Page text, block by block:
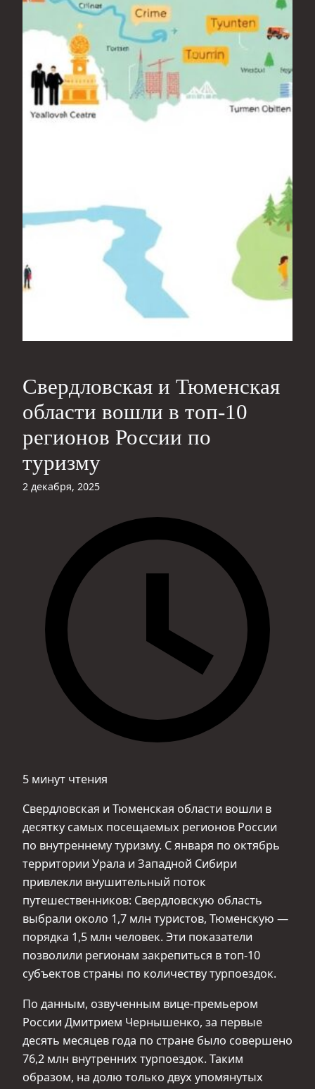
Свердловская и Тюменская
области вошли в топ-10
регионов России по
туризму
2 декабря, 2025
5 минут чтения
Свердловская и Тюменская области вошли в
десятку самых посещаемых регионов России
по внутреннему туризму. С января по октябрь
территории Урала и Западной Сибири
привлекли внушительный поток
путешественников: Свердловскую область
выбрали около 1,7 млн туристов, Тюменскую —
порядка 1,5 млн человек. Эти показатели
позволили регионам закрепиться в топ-10
субъектов страны по количеству турпоездок.
По данным, озвученным вице-премьером
России Дмитрием Чернышенко, за первые
десять месяцев года по стране было совершено
76,2 млн внутренних турпоездок. Таким
образом, на долю только двух упомянутых